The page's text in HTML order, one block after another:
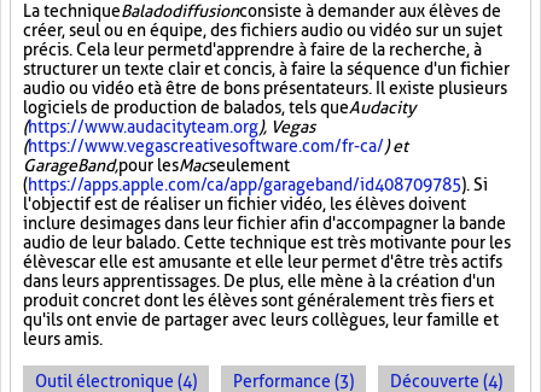
La techniqueBaladodiffusionconsiste à demander aux élèves de
créer, seul ou en équipe, des fichiers audio ou vidéo sur un sujet
précis. Cela leur permet d'apprendre à faire de la recherche, à
structurer un texte clair et concis, à faire la séquence d'un fichier
audio ou vidéo et à être de bons présentateurs. Il existe plusieurs
logiciels de production de balados, tels queAudacity
(https://www.audacityteam.org), Vegas
(https://www.vegascreativesoftware.com/fr-ca/) et
GarageBand,pour lesMacseulement
(https://apps.apple.com/ca/app/garageband/id408709785). Si
l'objectif est de réaliser un fichier vidéo, les élèves doivent
inclure des images dans leur fichier afin d'accompagner la bande
audio de leur balado. Cette technique est très motivante pour les
élèves car elle est amusante et elle leur permet d'être très actifs
dans leurs apprentissages. De plus, elle mène à la création d'un
produit concret dont les élèves sont généralement très fiers et
qu'ils ont envie de partager avec leurs collègues, leur famille et
leurs amis.
Outil électronique (4) Performance (3) Découverte (4)